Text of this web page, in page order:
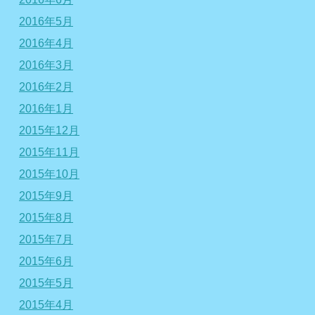
2016年5月
2016年4月
2016年3月
2016年2月
2016年1月
2015年12月
2015年11月
2015年10月
2015年9月
2015年8月
2015年7月
2015年6月
2015年5月
2015年4月